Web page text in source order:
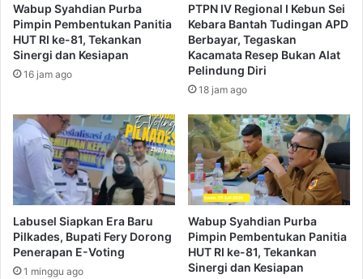
Wabup Syahdian Purba
Pimpin Pembentukan Panitia
HUT RI ke-81, Tekankan
Sinergi dan Kesiapan
16 jam ago
PTPN IV Regional I Kebun Sei
Kebara Bantah Tudingan APD
Berbayar, Tegaskan
Kacamata Resep Bukan Alat
Pelindung Diri
18 jam ago
Labusel Siapkan Era Baru
Pilkades, Bupati Fery Dorong
Penerapan E-Voting
1 minggu ago
Wabup Syahdian Purba
Pimpin Pembentukan Panitia
HUT RI ke-81, Tekankan
Sinergi dan Kesiapan